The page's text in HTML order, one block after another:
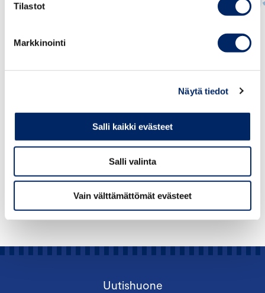
Tilastot
Markkinointi
Näytä tiedot
Salli kaikki evästeet
Salli valinta
Vain välttämättömät evästeet
GOVERNANCE
+358 50 376 1460
Uutishuone